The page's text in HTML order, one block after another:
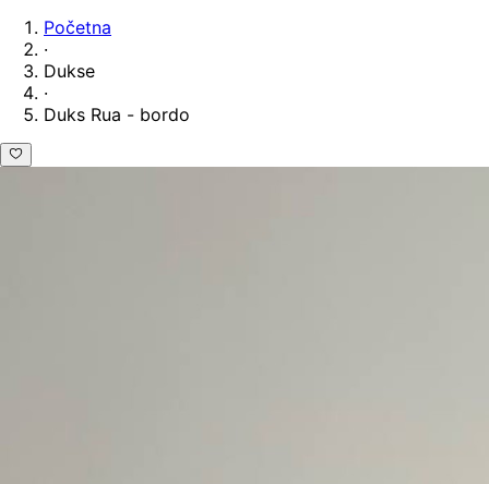
Početna
·
Dukse
·
Duks Rua - bordo